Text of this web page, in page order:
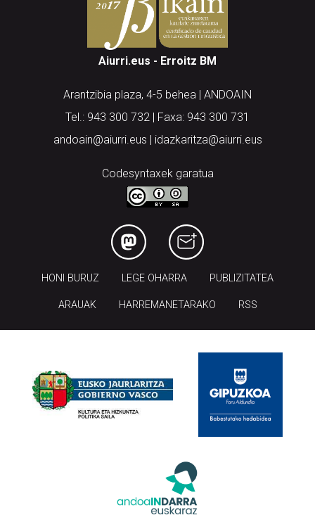
Aiurri.eus - Erroitz BM
Arantzibia plaza, 4-5 behea | ANDOAIN
Tel.: 943 300 732 | Faxa: 943 300 731
andoain@aiurri.eus | idazkaritza@aiurri.eus
Codesyntaxek garatua
HONI BURUZ LEGE OHARRA PUBLIZITATEA
ARAUAK HARREMANETARAKO RSS